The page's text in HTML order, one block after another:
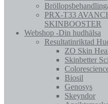
PRX-T33
SKINBOOSTER
Webshop -Din hudhälsa
Resultatinriktad
ZO Skin
Skinbetter
Biosil
Genosys
Skeyndor